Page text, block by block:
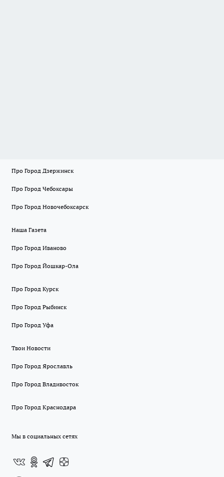
Про Город Дзержинск
Про Город Чебоксары
Про Город Новочебоксарск
Наша Газета
Про Город Иваново
Про Город Йошкар-Ола
Про Город Курск
Про Город Рыбинск
Про Город Уфа
Твои Новости
Про Город Ярославль
Про Город Владивосток
Про Город Краснодара
Мы в социальных сетях